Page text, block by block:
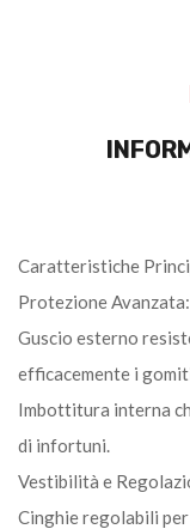
Caratteristiche
Protezione Avanzata:
Guscio esterno
efficacemente i
Imbottitura interna
di infortuni.
Vestibilità e
Cinghie regolabili